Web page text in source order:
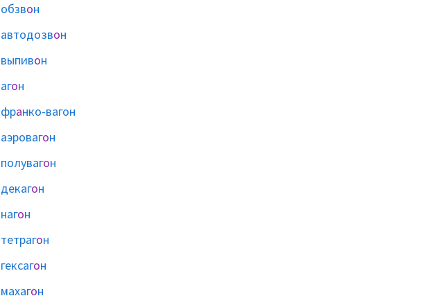
обзвон
автодозвон
выпивон
агон
франко-вагон
аэровагон
полувагон
декагон
нагон
тетрагон
гексагон
махагон